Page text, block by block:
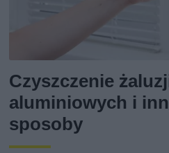
Czyszczenie
aluminiowych i
sposoby